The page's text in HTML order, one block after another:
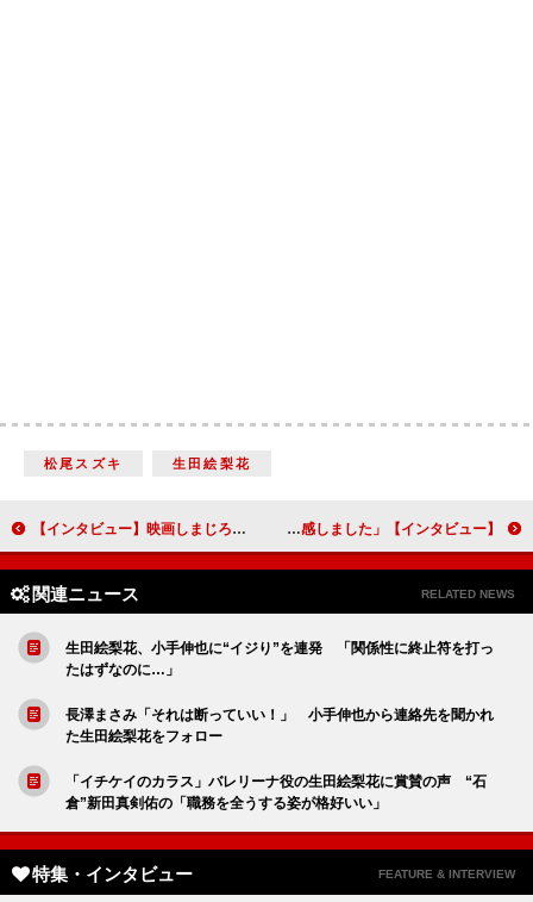
松尾スズキ 生田絵梨花
【インタビュー】映画しまじろう『しまじろうと キラキラおうこくの おうじさま』エメラルダ女王役の中川翔子、初の母親役に「ついに来たという感じ」 【インタビュー】映画『私ときどきレッサーパンダ』佐竹桃華＆木村佳乃「母と娘の関係性に、すごく共感しました」
関連ニュース RELATED NEWS
生田絵梨花、小手伸也に“イジり”を連発 「関係性に終止符を打っ
たはずなのに…」
長澤まさみ「それは断っていい！」 小手伸也から連絡先を聞かれ
た生田絵梨花をフォロー
「イチケイのカラス」バレリーナ役の生田絵梨花に賞賛の声 “石
倉”新田真剣佑の「職務を全うする姿が格好いい」
特集・インタビュー FEATURE & INTERVIEW